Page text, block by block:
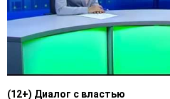
(12+) Диалог с властью